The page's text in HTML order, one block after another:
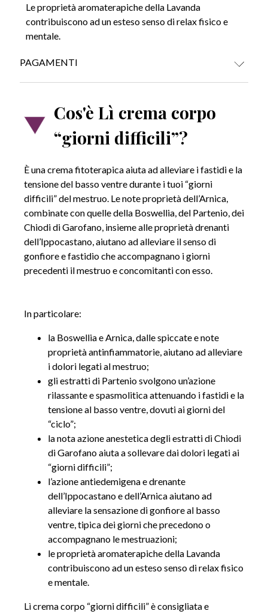
Le proprietà aromaterapiche della Lavanda
contribuiscono ad un esteso senso di relax fisico e
mentale.
PAGAMENTI
rate (60-5.000 €))
BONIFICO BANCARIO
Cos'è Lì crema corpo
“giorni difficili”?
È una crema fitoterapica aiuta ad alleviare i fastidi e la
tensione del basso ventre durante i tuoi “giorni
difficili” del mestruo. Le note proprietà dell’Arnica,
combinate con quelle della Boswellia, del Partenio, dei
Chiodi di Garofano, insieme alle proprietà drenanti
dell’Ippocastano, aiutano ad alleviare il senso di
gonfiore e fastidio che accompagnano i giorni
precedenti il mestruo e concomitanti con esso.
In particolare:
la Boswellia e Arnica, dalle spiccate e note
proprietà antinfiammatorie, aiutano ad alleviare
i dolori legati al mestruo;
gli estratti di Partenio svolgono un’azione
rilassante e spasmolitica attenuando i fastidi e la
tensione al basso ventre, dovuti ai giorni del
“ciclo”;
la nota azione anestetica degli estratti di Chiodi
di Garofano aiuta a sollevare dai dolori legati ai
“giorni difficili”;
l’azione antiedemigena e drenante
dell’Ippocastano e dell’Arnica aiutano ad
alleviare la sensazione di gonfiore al basso
ventre, tipica dei giorni che precedono o
accompagnano le mestruazioni;
le proprietà aromaterapiche della Lavanda
contribuiscono ad un esteso senso di relax fisico
e mentale.
Lì crema corpo “giorni difficili” è consigliata e